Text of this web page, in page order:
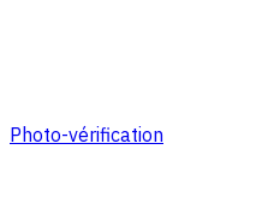
Photo-vérification